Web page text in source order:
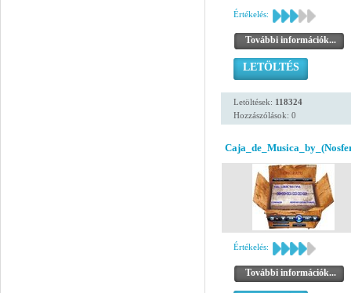
Értékelés:
További információk...
LETÖLTÉS
Letöltések: 118324
Hozzászólások: 0
Értékelés:
További információk...